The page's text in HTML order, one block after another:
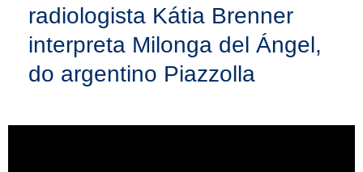
radiologista Kátia Brenner
interpreta Milonga del Ángel,
do argentino Piazzolla